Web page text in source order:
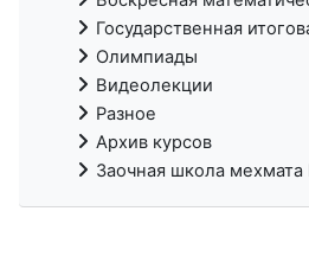
Государственная
Олимпиады
Видеолекции
Разное
Архив курсов
Заочная школа